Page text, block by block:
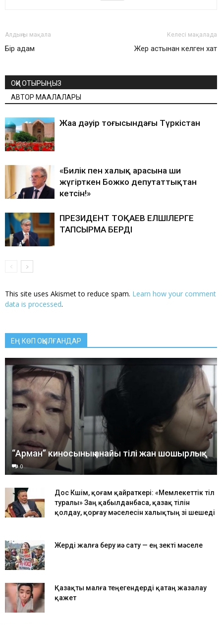
Алдыңғы мақала
Бір адам
Келесі мақалада
Жер астынан келген хат
ОҚИ ОТЫРЫҢЫЗ
АВТОР МАҚАЛАЛАРЫ
Жаңа дәуір тоғысындағы Түркістан
«Билік пен халық арасына ши
жүгірткен Божко депутаттықтан
кетсін!»
ПРЕЗИДЕНТ ТОҚАЕВ ЕЛШІЛЕРГЕ
ТАПСЫРМА БЕРДІ
This site uses Akismet to reduce spam. Learn how your comment
data is processed.
ЕҢ КӨП ОҚЫЛҒАНДАР
“Арман” киносының анайы тілі жан шошырлық
0
Дос Көшім, қоғам қайраткері: «Мемлекеттік тіл
туралы» Заң қабылданбаса, қазақ тілін
қолдау, қорғау мәселесін халықтың өзі шешеді
Жерді жалға беру иә сату — ең өзекті мәселе
Қазақты малға теңегендерді қатаң жазалау
қажет